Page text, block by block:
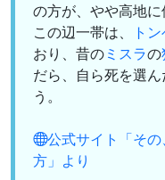
の方が、やや高地に
この辺一帯は、
ト
おり、昔のミスラの
だら、自ら死を選
う。
公式サイト「そ
方」より